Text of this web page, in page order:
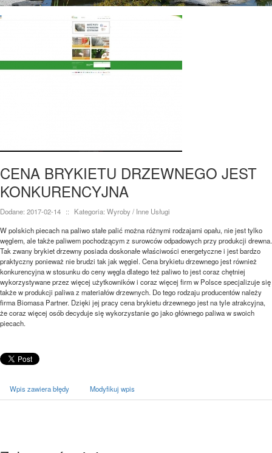
CENA BRYKIETU DRZEWNEGO JEST
KONKURENCYJNA
Dodane: 2017-02-14 ::
Kategoria: Wyroby / Inne Usługi
W polskich piecach na paliwo stałe palić można różnymi rodzajami opału, nie jest tylko
węglem, ale także paliwem pochodzącym z surowców odpadowych przy produkcji drewna.
Tak zwany brykiet drzewny posiada doskonałe właściwości energetyczne i jest bardzo
praktyczny ponieważ nie brudzi tak jak węgiel. Cena brykietu drzewnego jest również
konkurencyjna w stosunku do ceny węgla dlatego też paliwo to jest coraz chętniej
wykorzystywane przez więcej użytkowników i coraz więcej firm w Polsce specjalizuje się
także w produkcji paliwa z materiałów drzewnych. Do tego rodzaju producentów należy
firma Biomasa Partner. Dzięki jej pracy cena brykietu drzewnego jest na tyle atrakcyjna,
że coraz więcej osób decyduje się wykorzystanie go jako głównego paliwa w swoich
piecach.
Wpis zawiera błędy Modyfikuj wpis